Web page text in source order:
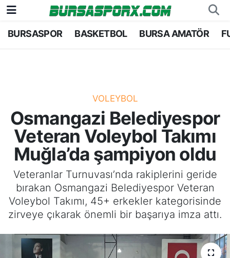
BURSASPOR BASKETBOL BURSA AMATÖR
VOLEYBOL
Osmangazi Belediyespor
Veteran Voleybol Takımı
Muğla’da şampiyon oldu
Veteranlar Turnuvası’nda rakiplerini geride
bırakan Osmangazi Belediyespor Veteran
Voleybol Takımı, 45+ erkekler kategorisinde
zirveye çıkarak önemli bir başarıya imza attı.
Bursaspor
Bursa Amatör
Hentbol
Voleybol
Genel
Bursa Nöbetçi Eczaneler
Bursa Trafik Yoğunluk Haritası
TFF 1.Lig Puan Durumu ve Fikstür
Tüm Manşetler
Son Dakika Haberleri
Haber Arşivi